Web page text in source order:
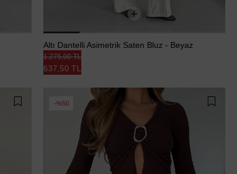
Altı Dantelli Asimetrik Saten Bluz - Beyaz
637,50 TL
1.275,00 TL
%50